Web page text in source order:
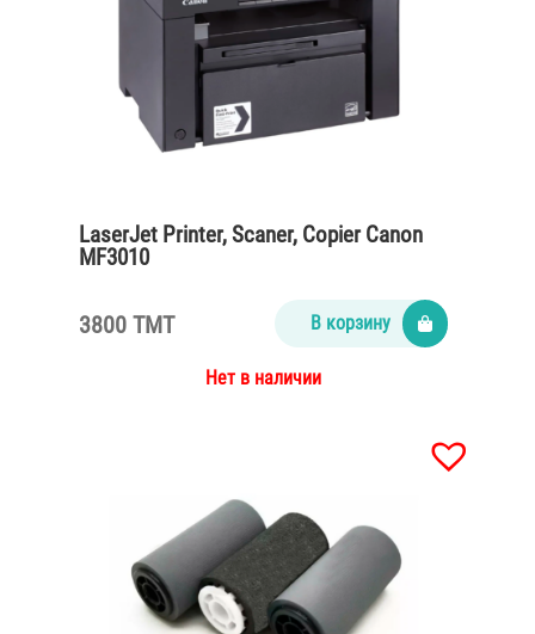
LaserJet Printer, Scaner, Copier Canon
MF3010
3800 TMT В корзину
Нет в наличии